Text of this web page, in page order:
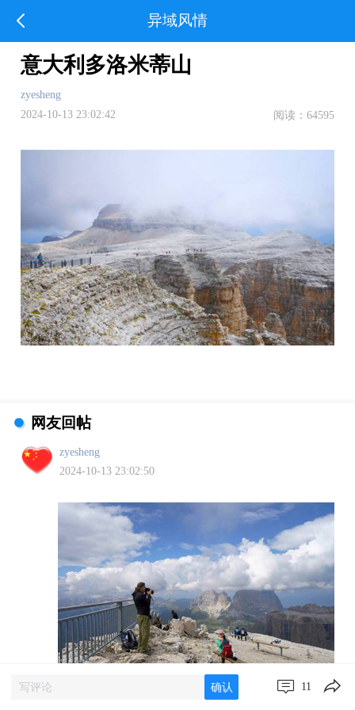
异域风情
意大利多洛米蒂山
zyesheng
2024-10-13 23:02:42
阅读：64595
网友回帖
zyesheng
2024-10-13 23:02:50
确认 11